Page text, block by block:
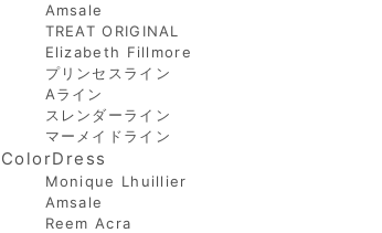
Amsale
TREAT ORIGINAL
Elizabeth Fillmore
プリンセスライン
Aライン
スレンダーライン
マーメイドライン
ColorDress
Monique Lhuillier
Amsale
Reem Acra